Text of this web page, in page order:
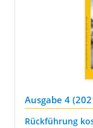
Ausgabe 4
Rückführung